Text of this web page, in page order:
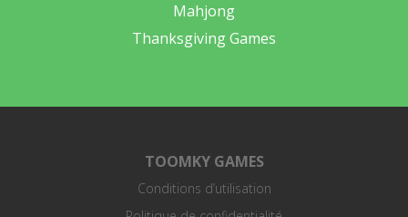
Mahjong
Thanksgiving Games
TOOMKY GAMES
Conditions d’utilisation